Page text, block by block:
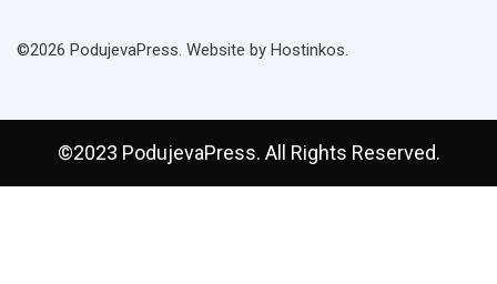
©2026 PodujevaPress. Website by Hostinkos.
©2023 PodujevaPress. All Rights Reserved.